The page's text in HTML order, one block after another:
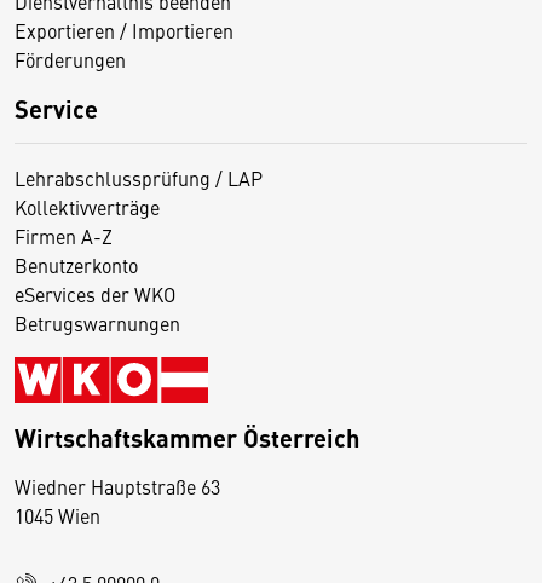
Exportieren / Importieren
Förderungen
Service
Lehrabschlussprüfung / LAP
Kollektivverträge
Firmen A-Z
Benutzerkonto
eServices der WKO
Betrugswarnungen
Wirtschaftskammer Österreich
Wiedner Hauptstraße 63
1045 Wien
D